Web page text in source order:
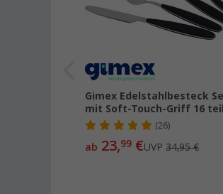
Gimex Edelstahlbesteck
mit Soft-Touch-Griff 16
(26)
ab 23,99 €UVP34,95 €